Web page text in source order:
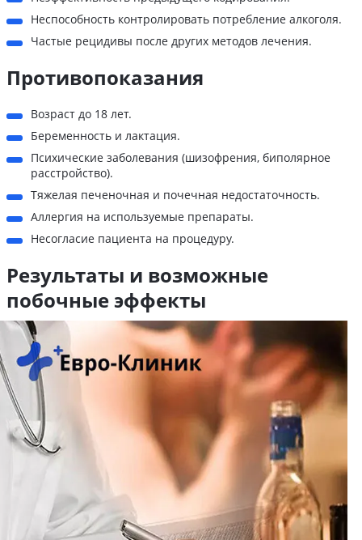
Неспособность контролировать потребление алкоголя.
Частые рецидивы после других методов лечения.
Противопоказания
Возраст до 18 лет.
Беременность и лактация.
Психические заболевания (шизофрения, биполярное
расстройство).
Тяжелая печеночная и почечная недостаточность.
Аллергия на используемые препараты.
Несогласие пациента на процедуру.
Результаты и возможные
побочные эффекты